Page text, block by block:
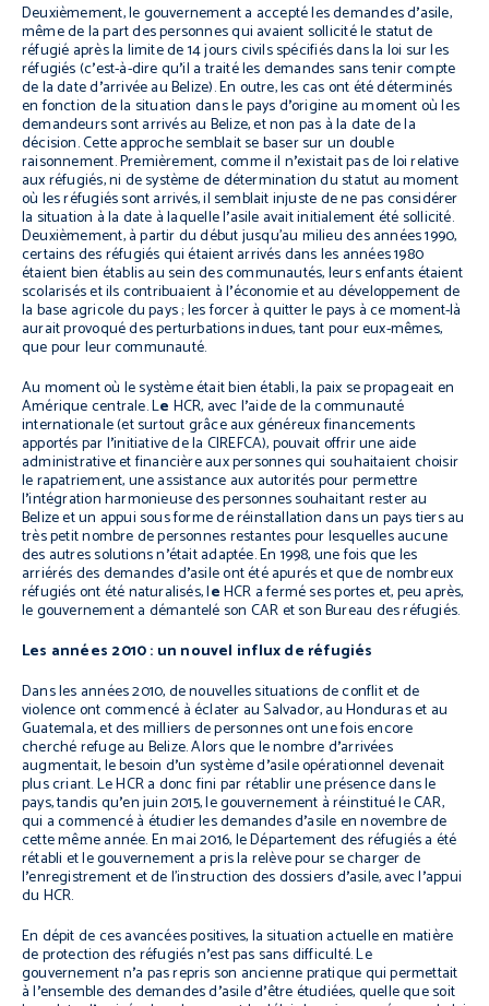
Deuxièmement, le gouvernement a accepté les demandes d’asile,
même de la part des personnes qui avaient sollicité le statut de
réfugié après la limite de 14 jours civils spécifiés dans la loi sur les
réfugiés (c’est-à-dire qu’il a traité les demandes sans tenir compte
de la date d’arrivée au Belize). En outre, les cas ont été déterminés
en fonction de la situation dans le pays d’origine au moment où les
demandeurs sont arrivés au Belize, et non pas à la date de la
décision. Cette approche semblait se baser sur un double
raisonnement. Premièrement, comme il n’existait pas de loi relative
aux réfugiés, ni de système de détermination du statut au moment
où les réfugiés sont arrivés, il semblait injuste de ne pas considérer
la situation à la date à laquelle l’asile avait initialement été sollicité.
Deuxièmement, à partir du début jusqu’au milieu des années 1990,
certains des réfugiés qui étaient arrivés dans les années 1980
étaient bien établis au sein des communautés, leurs enfants étaient
scolarisés et ils contribuaient à l’économie et au développement de
la base agricole du pays ; les forcer à quitter le pays à ce moment-là
aurait provoqué des perturbations indues, tant pour eux-mêmes,
que pour leur communauté.
Au moment où le système était bien établi, la paix se propageait en
Amérique centrale. Le HCR, avec l’aide de la communauté
internationale (et surtout grâce aux généreux financements
apportés par l’initiative de la CIREFCA), pouvait offrir une aide
administrative et financière aux personnes qui souhaitaient choisir
le rapatriement, une assistance aux autorités pour permettre
l’intégration harmonieuse des personnes souhaitant rester au
Belize et un appui sous forme de réinstallation dans un pays tiers au
très petit nombre de personnes restantes pour lesquelles aucune
des autres solutions n’était adaptée. En 1998, une fois que les
arriérés des demandes d’asile ont été apurés et que de nombreux
réfugiés ont été naturalisés, leHCR a fermé ses portes et, peu après,
le gouvernement a démantelé son CAR et son Bureau des réfugiés.
Les années 2010 : un nouvel influx de réfugiés
Dans les années 2010, de nouvelles situations de conflit et de
violence ont commencé à éclater au Salvador, au Honduras et au
Guatemala, et des milliers de personnes ont une fois encore
cherché refuge au Belize. Alors que le nombre d’arrivées
augmentait, le besoin d’un système d’asile opérationnel devenait
plus criant. Le HCR a donc fini par rétablir une présence dans le
pays, tandis qu’en juin 2015, le gouvernement à réinstitué le CAR,
qui a commencé à étudier les demandes d’asile en novembre de
cette même année. En mai 2016, le Département des réfugiés a été
rétabli et le gouvernement a pris la relève pour se charger de
l’enregistrement et de l’instruction des dossiers d’asile, avec l’appui
du HCR.
En dépit de ces avancées positives, la situation actuelle en matière
de protection des réfugiés n’est pas sans difficulté. Le
gouvernement n’a pas repris son ancienne pratique qui permettait
à l’ensemble des demandes d’asile d’être étudiées, quelle que soit